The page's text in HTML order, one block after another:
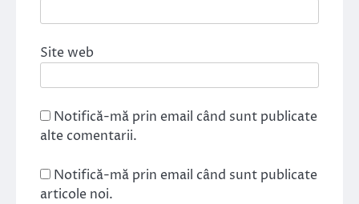
Site web
Notifică-mă prin email când sunt publicate
alte comentarii.
Notifică-mă prin email când sunt publicate
articole noi.